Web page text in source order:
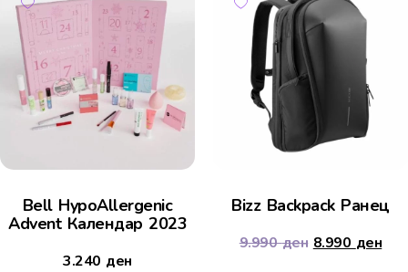
Bell HypoAllergenic
Advent Календар 2023
3.240 ден
Bizz Backpack Ранец
9.990ден 8.990 ден